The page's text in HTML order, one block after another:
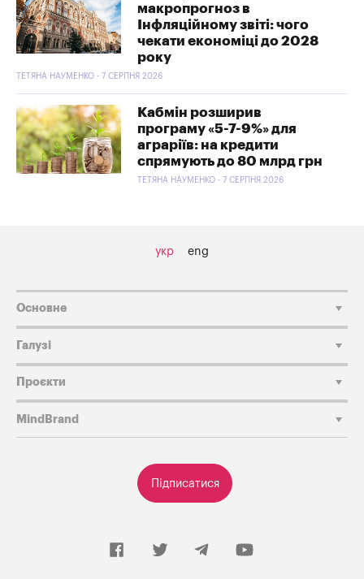
макропрогноз в
Інфляційному звіті: чого
чекати економіці до 2028
року
ТЕТЯНА НАУМЕНКО - 7 СЕРПНЯ 2026
Кабмін розширив
програму «5-7-9%» для
аграріїв: на кредити
спрямують до 80 млрд грн
ТЕТЯНА НАУМЕНКО - 7 СЕРПНЯ 2026
укр eng
Підписатися
Основне
Галузі
Проєкти
MindBrand